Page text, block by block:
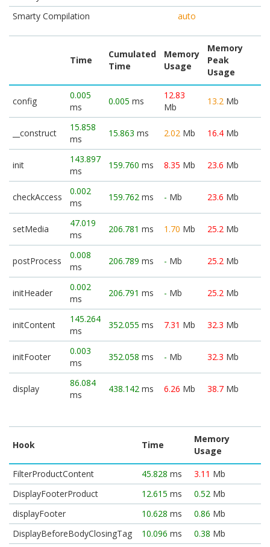
Smarty Compilation
auto
Time
Cumulated
Time
Memory
Usage
Memory
Peak
Usage
config
0.005
ms
0.005 ms
12.83
Mb
13.2 Mb
__construct
15.858
ms
15.863 ms 2.02 Mb 16.4 Mb
init
143.897
ms
159.760 ms 8.35 Mb 23.6 Mb
checkAccess
0.002
ms
159.762 ms - Mb 23.6 Mb
setMedia
47.019
ms
206.781 ms 1.70 Mb 25.2 Mb
postProcess
0.008
ms
206.789 ms - Mb 25.2 Mb
initHeader
0.002
ms
206.791 ms - Mb 25.2 Mb
initContent
145.264
ms
352.055 ms 7.31 Mb 32.3 Mb
initFooter
0.003
ms
352.058 ms - Mb 32.3 Mb
display
86.084
ms
438.142 ms 6.26 Mb 38.7 Mb
Hook Time
Memory
Usage
FilterProductContent
45.828 ms 3.11 Mb
DisplayFooterProduct
12.615 ms 0.52 Mb
displayFooter
10.628 ms 0.86 Mb
DisplayBeforeBodyClosingTag
10.096 ms 0.38 Mb